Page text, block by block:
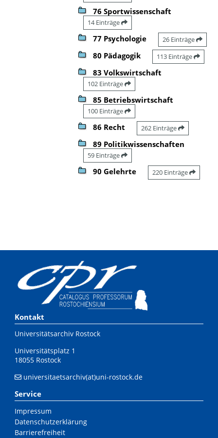
76 Sportwissenschaft
14 Einträge
77 Psychologie 26 Einträge
80 Pädagogik 113 Einträge
83 Volkswirtschaft
102 Einträge
85 Betriebswirtschaft
100 Einträge
86 Recht 262 Einträge
89 Politikwissenschaften
59 Einträge
90 Gelehrte 220 Einträge
Kontakt
Universitätsarchiv Rostock
Universitätsplatz 1
18055 Rostock
universitaetsarchiv(at)uni-rostock.de
Service
Impressum
Datenschutzerklärung
Barrierefreiheit